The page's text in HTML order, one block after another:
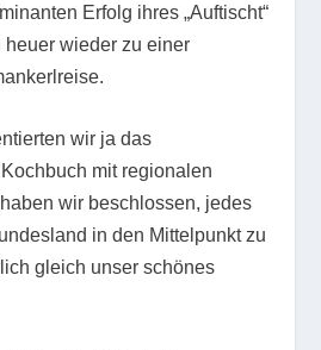
Erfolg ihres „Auftischt“
wieder zu einer
wir ja das
mit regionalen
wir beschlossen, jedes
in den Mittelpunkt zu
gleich unser schönes